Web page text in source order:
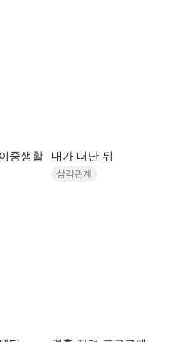
중생활 내가 떠난 뒤
삼각관계